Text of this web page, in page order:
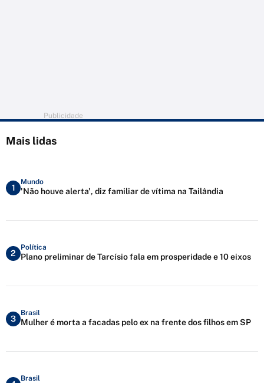
Publicidade
Mais lidas
1
Mundo
'Não houve alerta', diz familiar de vítima na Tailândia
2
Política
Plano preliminar de Tarcísio fala em prosperidade e 10 eixos
3
Brasil
Mulher é morta a facadas pelo ex na frente dos filhos em SP
Brasil